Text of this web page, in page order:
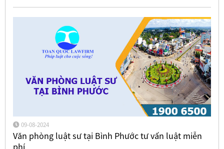
09-08-2024
Văn phòng luật sư tại Bình Phước tư vấn luật miễn
phí